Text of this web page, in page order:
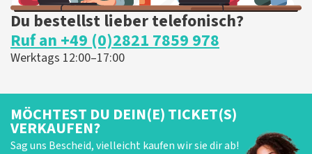
Du bestellst lieber telefonisch?
Ruf an +49 (0)2821 7859 978
Werktags 12:00–17:00
MÖCHTEST DU DEIN(E) TICKET(S)
VERKAUFEN?
Sag uns Bescheid, vielleicht kaufen wir sie dir ab!